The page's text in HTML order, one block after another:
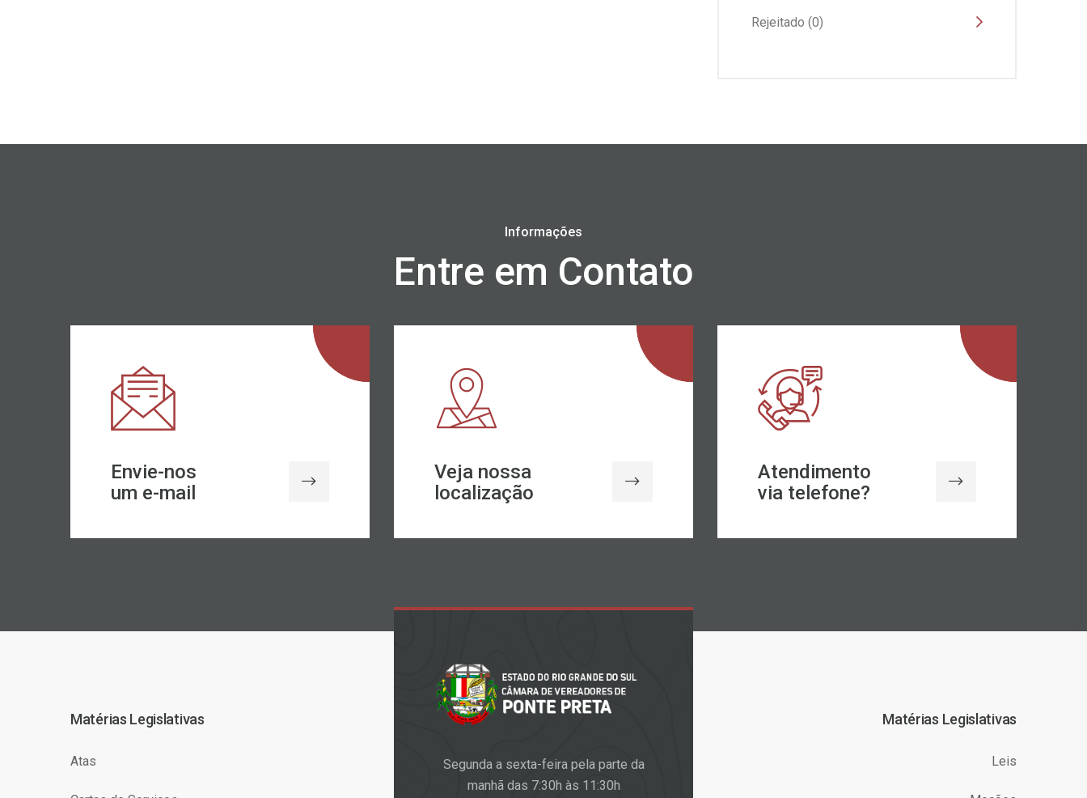
Rejeitado (0)
Informações
Entre em Contato
Envie-nos
um e-mail
Veja nossa
localização
Atendimento
via telefone?
Matérias Legislativas
Atas
Segunda a sexta-feira pela parte da
manhã das 7:30h às 11:30h
Matérias Legislativas
Leis